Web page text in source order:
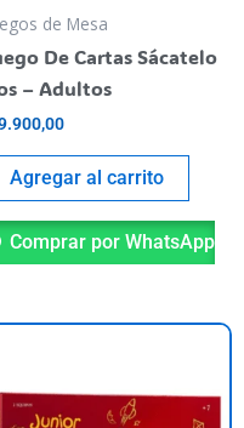
de Mesa
De Cartas Sácatelo
– Adultos
Agregar al carrito
Comprar por WhatsApp